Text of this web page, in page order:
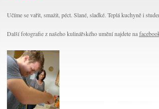
Učíme se vařit, smažit, péct. Slané, sladké. Teplá kuchyně i
Další fotografie z našeho kulinářského umění najdete na